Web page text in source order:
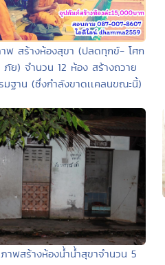
าพ สร้างห้องสุขา (ปลดทุกข์- โศก
ภัย) จำนวน 12 ห้อง สร้างถวาย
มฐาน (ซึ่งกำลังขาดเเคลนขณะนี้)
ภาพสร้างห้องน้ำน้ำสุขาจำนวน 5